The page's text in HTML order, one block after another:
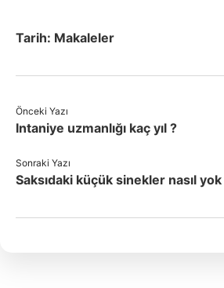
Tarih: Makaleler
Önceki Yazı
Intaniye uzmanlığı kaç yıl ?
Sonraki Yazı
Saksıdaki küçük sinekler nasıl